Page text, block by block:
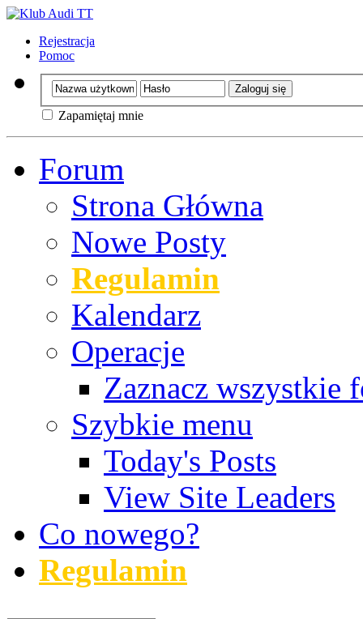
Rejestracja
Pomoc
Zapamiętaj mnie
Forum
Strona Główna
Nowe Posty
Regulamin
Kalendarz
Operacje
Zaznacz wszystkie
Szybkie menu
Today's Posts
View Site Leaders
Co nowego?
Regulamin